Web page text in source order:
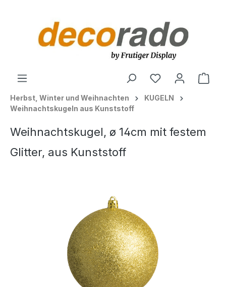
Herbst, Winter und Weihnachten
KUGELN
Weihnachtskugeln aus Kunststoff
Weihnachtskugel, ø 14cm mit festem
Glitter, aus Kunststoff